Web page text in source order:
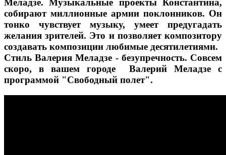
Меладзе. Музыкальные проекты Константина,
собирают миллионные армии поклонников. Он
тонко чувствует музыку, умеет предугадать
желания зрителей. Это и позволяет композитору
создавать композиции любимые десятилетиями.
Стиль Валерия Меладзе - безупречность. Совсем
скоро, в вашем городе Валерий Меладзе с
программой "Свободный полет".